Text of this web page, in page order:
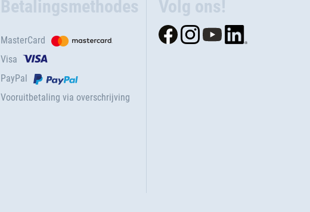
Betalingsmethodes
MasterCard
Visa
PayPal
Vooruitbetaling via overschrijving
Volg ons!